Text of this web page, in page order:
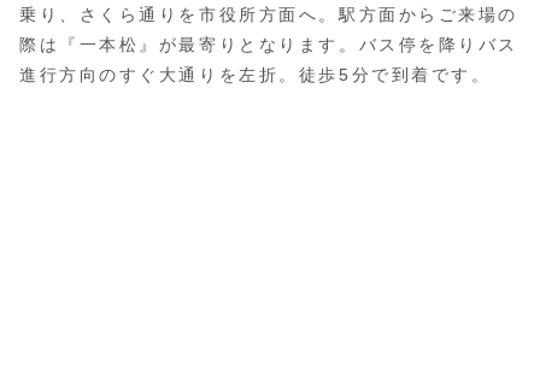
乗り、さくら通りを市役所方面へ。駅方面からご来場の
際は『一本松』が最寄りとなります。バス停を降りバス
進行方向のすぐ大通りを左折。徒歩5分で到着です。